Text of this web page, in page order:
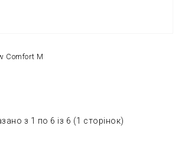
Comfort М
з 1 по 6 із 6 (1 сторінок)